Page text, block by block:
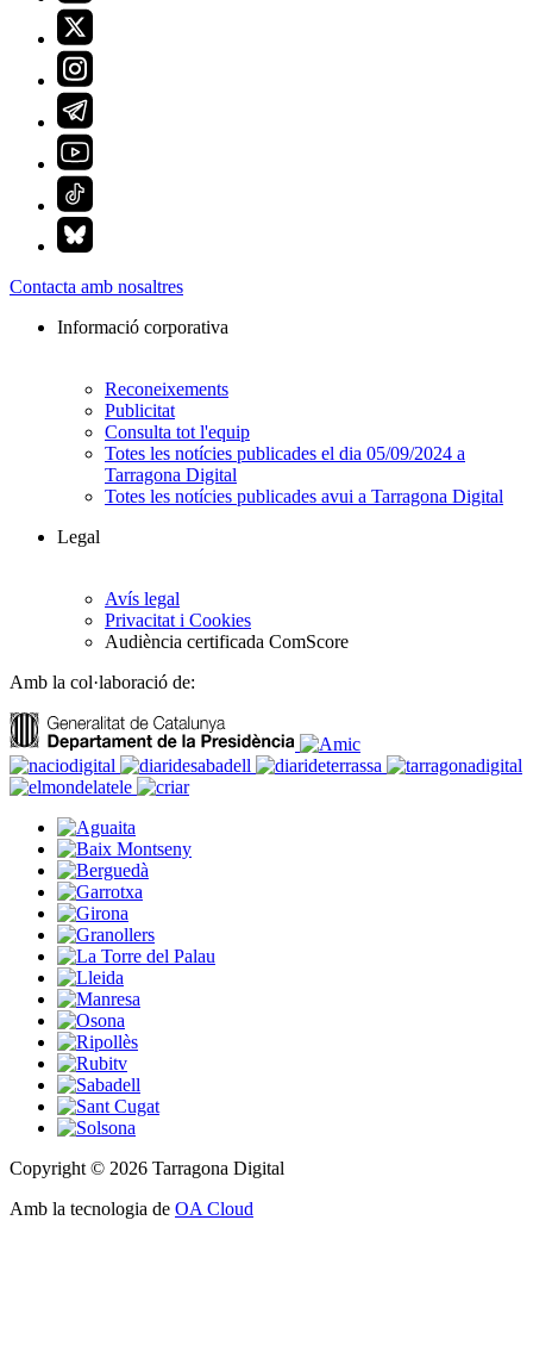
Contacta amb nosaltres
Informació corporativa
Reconeixements
Publicitat
Consulta tot l'equip
Totes les notícies publicades el dia 05/09/2024 a
Tarragona Digital
Totes les notícies publicades avui a Tarragona Digital
Legal
Avís legal
Privacitat i Cookies
Audiència certificada ComScore
Amb la col·laboració de:
Copyright © 2026 Tarragona Digital
Amb la tecnologia de OA Cloud